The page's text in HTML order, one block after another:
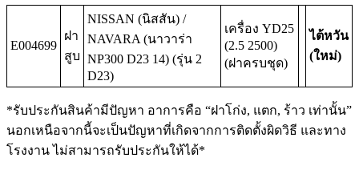
E004699
ฝา
สูบ
NISSAN (นิสสัน) /
NAVARA (นาวาร่า
NP300 D23 14) (รุ่น 2
D23)
เครื่อง YD25
(2.5 2500)
(ฝาครบชุด)
ไต้หวัน
(ใหม่)
*รับประกันสินค้ามีปัญหา อาการคือ “ฝาโก่ง, แตก, ร้าว เท่านั้น”
นอกเหนือจากนี้จะเป็นปัญหาที่เกิดจากการติดตั้งผิดวิธี และทาง
โรงงาน ไม่สามารถรับประกันให้ได้*